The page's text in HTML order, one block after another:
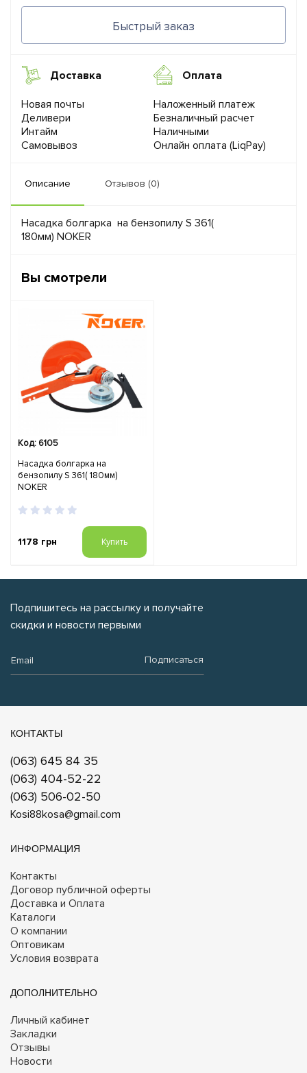
Быстрый заказ
Доставка
Новая почты
Деливери
Интайм
Самовывоз
Оплата
Наложенный платеж
Безналичный расчет
Наличными
Онлайн оплата (LiqPay)
Описание Отзывов (0)
Насадка болгарка на бензопилу S 361(
180мм) NOKER
Вы смотрели
Код: 6105
Насадка болгарка на
бензопилу S 361( 180мм)
NOKER
1178 грн Купить
Подпишитесь на рассылку и получайте
скидки и новости первыми
Подписаться
КОНТАКТЫ
(063) 645 84 35
(063) 404-52-22
(063) 506-02-50
Kosi88kosa@gmail.com
ИНФОРМАЦИЯ
Контакты
Договор публичной оферты
Доставка и Оплата
Каталоги
О компании
Оптовикам
Условия возврата
ДОПОЛНИТЕЛЬНО
Личный кабинет
Закладки
Отзывы
Новости